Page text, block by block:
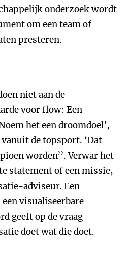
onderzoek wordt
om een team of
presteren.
niet aan de
voor flow: Een
het een droomdoel’,
de topsport. ‘Dat
worden’’. Verwar het
statement of een missie,
adviseur. Een
visualiseerbare
geeft op de vraag
doet wat die doet.